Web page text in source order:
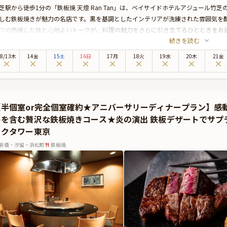
駅から徒歩1分の「鉄板焼 天燈 Ran Tan」は、ベイサイドホテルアジュール竹
む鉄板焼きが魅力の名店です。黒を基調としたインテリアが洗練された雰囲気
の熟練した技と心地よいトークが、料理の魅力をさらに引き立てるひとときをお
チプランでは、厳選した国産牛ロースステーキと活蝦夷アワビを使用した鉄板
マンスは臨場感にあふれ、香ばしい音や香りが食欲をそそります。鉄板の上で
る極上の幸せを、大切な方とともにお楽しみください。
の喧騒を忘れさせる絶景とともに、メッセージ付きプレートでサプライズ。大
に本プランでは、有料オプションでアニバーサリーにぴったりな花束・ギフト
詳しくは、本ページ中段の「お祝いアイテム」の欄でお選び頂けます。
続きを読む
/13木 14金 15土 16日 17月 18火 19水 20木 21金
個室or完全個室確約★アニバーサリーディナープラン】感
含む贅沢な鉄板焼きコース★炎の演出 鉄板デザートでサ
タワー東京
橋・汐留・浜松町 鉄板焼